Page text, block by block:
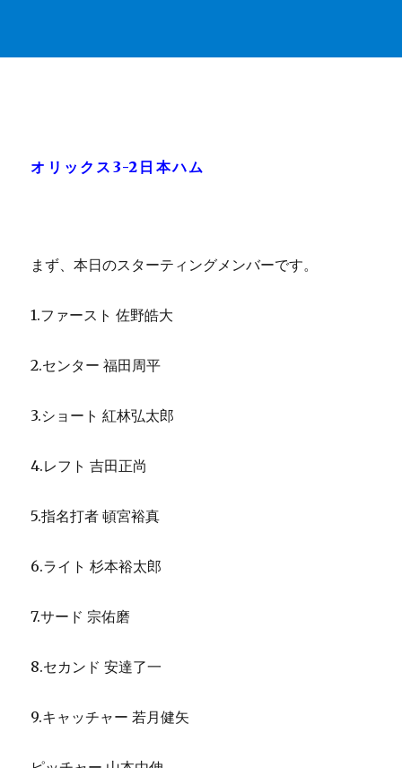
オリックス3-2日本ハム
まず、本日のスターティングメンバーです。
1.ファースト 佐野皓大
2.センター 福田周平
3.ショート 紅林弘太郎
4.レフト 吉田正尚
5.指名打者 頓宮裕真
6.ライト 杉本裕太郎
7.サード 宗佑磨
8.セカンド 安達了一
9.キャッチャー 若月健矢